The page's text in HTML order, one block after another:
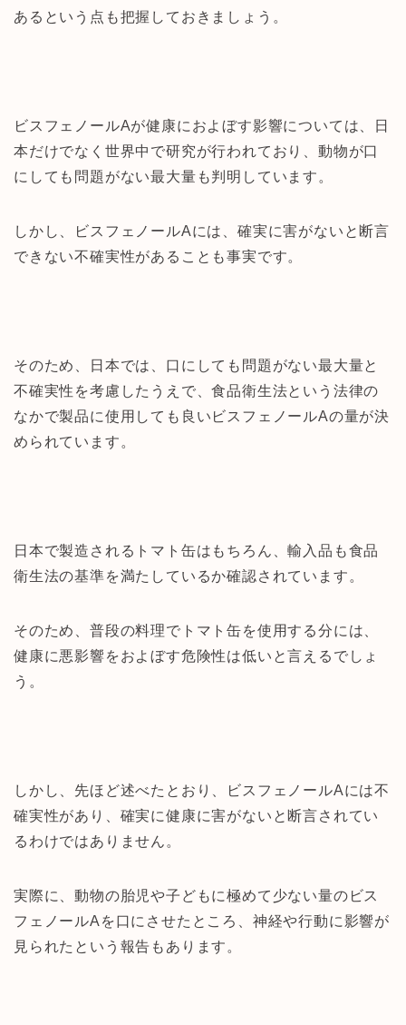
あるという点も把握しておきましょう。
ビスフェノールAが健康におよぼす影響については、日
本だけでなく世界中で研究が行われており、動物が口
にしても問題がない最大量も判明しています。
しかし、ビスフェノールAには、確実に害がないと断言
できない不確実性があることも事実です。
そのため、日本では、口にしても問題がない最大量と
不確実性を考慮したうえで、食品衛生法という法律の
なかで製品に使用しても良いビスフェノールAの量が決
められています。
日本で製造されるトマト缶はもちろん、輸入品も食品
衛生法の基準を満たしているか確認されています。
そのため、普段の料理でトマト缶を使用する分には、
健康に悪影響をおよぼす危険性は低いと言えるでしょ
う。
しかし、先ほど述べたとおり、ビスフェノールAには不
確実性があり、確実に健康に害がないと断言されてい
るわけではありません。
実際に、動物の胎児や子どもに極めて少ない量のビス
フェノールAを口にさせたところ、神経や行動に影響が
見られたという報告もあります。